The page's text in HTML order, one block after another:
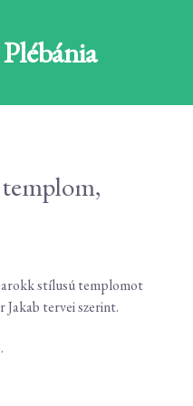
stílusú templomot
tervei szerint.